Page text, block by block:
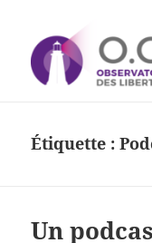
Libertés
Étiquette :
Un